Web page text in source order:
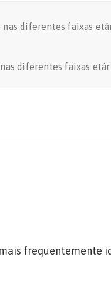
diferentes faixas
diferentes faixas
frequentemente